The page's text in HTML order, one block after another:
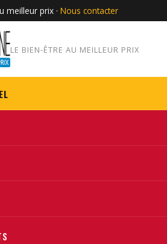
meilleur prix · Nous contacter
LE BIEN-ÊTRE AU MEILLEUR PRIX